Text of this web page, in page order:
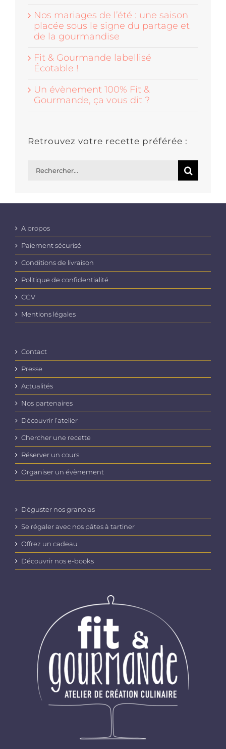
Nos mariages de l’été : une saison
placée sous le signe du partage et
de la gourmandise
Fit & Gourmande labellisé
Écotable !
Un évènement 100% Fit &
Gourmande, ça vous dit ?
Retrouvez votre recette préférée :
A propos
Paiement sécurisé
Conditions de livraison
Politique de confidentialité
CGV
Mentions légales
Contact
Presse
Actualités
Nos partenaires
Découvrir l’atelier
Chercher une recette
Réserver un cours
Organiser un évènement
Déguster nos granolas
Se régaler avec nos pâtes à tartiner
Offrez un cadeau
Découvrir nos e-books